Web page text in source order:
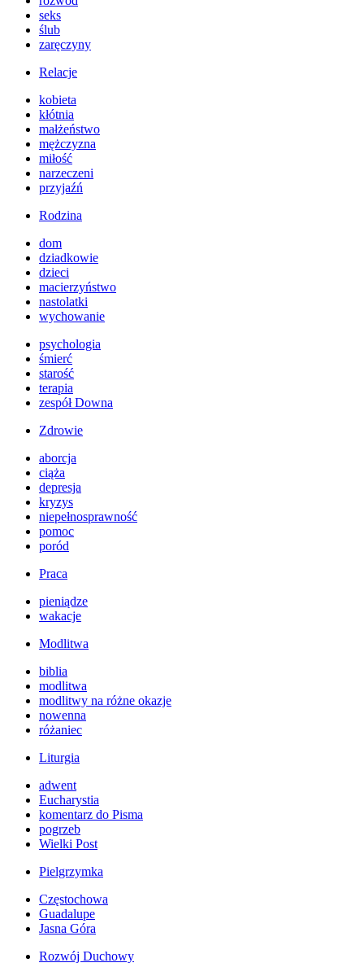
seks
ślub
zaręczyny
Relacje
kobieta
kłótnia
małżeństwo
mężczyzna
miłość
narzeczeni
przyjaźń
Rodzina
dom
dziadkowie
dzieci
macierzyństwo
nastolatki
wychowanie
psychologia
śmierć
starość
terapia
zespół Downa
Zdrowie
aborcja
ciąża
depresja
kryzys
niepełnosprawność
pomoc
poród
Praca
pieniądze
wakacje
Modlitwa
biblia
modlitwa
modlitwy na różne okazje
nowenna
różaniec
Liturgia
adwent
Eucharystia
komentarz do Pisma
pogrzeb
Wielki Post
Pielgrzymka
Częstochowa
Guadalupe
Jasna Góra
Rozwój Duchowy